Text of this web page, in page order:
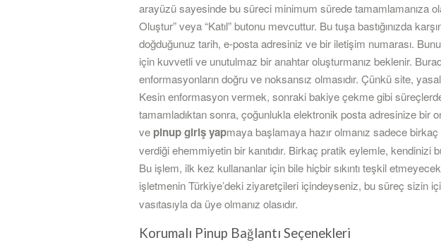
arayüzü sayesinde bu süreci minimum sürede tamamlamanıza
Oluştur” veya “Katıl” butonu mevcuttur. Bu tuşa bastığınızda
doğduğunuz tarih, e-posta adresiniz ve bir iletişim numarası.
için kuvvetli ve unutulmaz bir anahtar oluşturmanız beklenir.
enformasyonların doğru ve noksansız olmasıdır. Çünkü site,
Kesin enformasyon vermek, sonraki bakiye çekme gibi
tamamladıktan sonra, çoğunlukla elektronik posta adresinize bir
ve pinup giriş yapmaya başlamaya hazır olmanız sadece
verdiği ehemmiyetin bir kanıtıdır. Birkaç pratik eylemle,
Bu işlem, ilk kez kullananlar için bile hiçbir sıkıntı teşkil
işletmenin Türkiye’deki ziyaretçileri içindeyseniz, bu süreç sizin
vasıtasıyla da üye olmanız olasıdır.
Korumalı Pinup Bağlantı Seçenekleri